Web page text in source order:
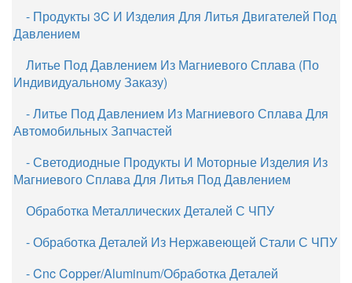
- Продукты 3C И Изделия Для Литья Двигателей Под
Давлением
Литье Под Давлением Из Магниевого Сплава (по
Индивидуальному Заказу)
- Литье Под Давлением Из Магниевого Сплава Для
Автомобильных Запчастей
- Светодиодные Продукты И Моторные Изделия Из
Магниевого Сплава Для Литья Под Давлением
Обработка Металлических Деталей С ЧПУ
- Обработка Деталей Из Нержавеющей Стали С ЧПУ
- Cnc Copper/Aluminum/Обработка Деталей